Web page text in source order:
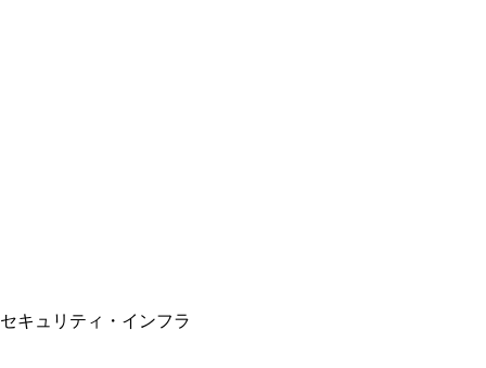
セキュリティ・インフラ